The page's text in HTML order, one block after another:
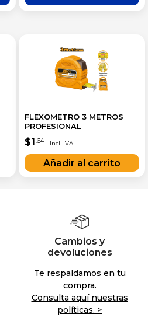
FLEXOMETRO 3 METROS
PROFESIONAL
$1 .64
Cambios y
devoluciones
Te respaldamos en tu
compra.
Consulta aquí nuestras
políticas. >